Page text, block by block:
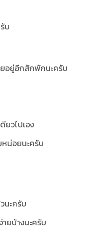
บ
ยอยู่อีกสักพักนะครับ
ยวไปเอง
หน่อยนะครับ
นะครับ
ายบ้างนะครับ